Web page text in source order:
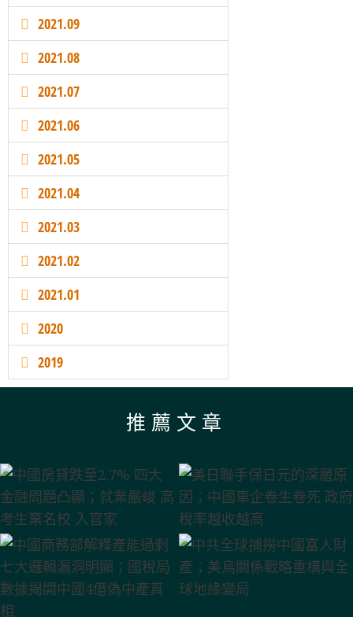
2021.09
2021.08
2021.07
2021.06
2021.05
2021.04
2021.03
2021.02
2021.01
2020
2019
推薦文章
中國房貸跌至2.7% 四大金融問題凸顯；就業嚴峻 高考生棄名
校 入官家
美日聯手保日元的深層原因；中國車企卷生卷死 政府稅率越收
越高
中國商務部解釋產能過剩 七大邏輯漏洞明顯；國稅局數據揭開
中國4億偽中產真相
中共全球捕撈中國富人財產；美烏關係戰略重構與全球地緣變
局
北京在經濟放緩之際加強安全措施
廣西水災 地方政府「以死省錢」傳聞分析；日元深貶根源及對
中美市場影響;賣地巨降、虛擬GDP與被債務吞噬的地方財政
中國AI「降維傾銷」的超限戰路徑；川普「反共產主義」的內
外陰陽操作
馬興瑞的倒台與中共精英政治的當前動態
中國二季度GDP滑落揭示的經濟真相；美國年輕人為何好感社
會主義；中國上半年外貿數據深度分析
中國汽車or中國「棄車」；俄烏戰爭地緣變軌下的終局博弈
廣西潰壩37萬人遭災 禍起平陸運河；川普新寵與北京隱憂—土
耳其的地緣合圍；僅升兩上將 解放軍資歷斷層與清洗餘震
習近平在建黨105週年大會上的講話與北京的雄心